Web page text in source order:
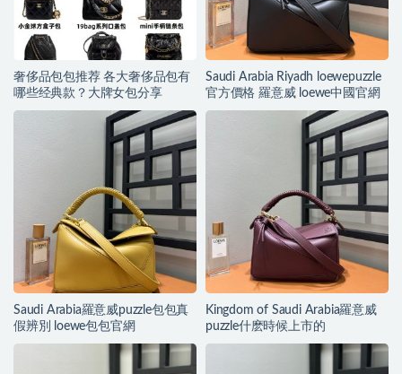
奢侈品包包推荐 各大奢侈品包有
哪些经典款？大牌女包分享
Saudi Arabia Riyadh loewepuzzle
官方價格 羅意威 loewe中國官網
Saudi Arabia羅意威puzzle包包真
假辨別 loewe包包官網
Kingdom of Saudi Arabia羅意威
puzzle什麽時候上市的